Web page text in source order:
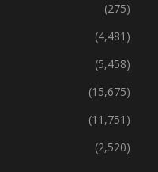
(275)
(4,481)
(5,458)
(15,675)
(11,751)
(2,520)